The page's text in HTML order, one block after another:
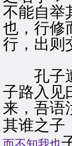
不能自举
也，行修
行，出则
孔子遭
子路入见
来，吾语
其谁之子